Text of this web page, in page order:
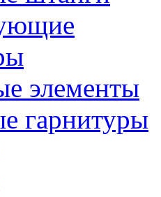
элементы
гарнитуры